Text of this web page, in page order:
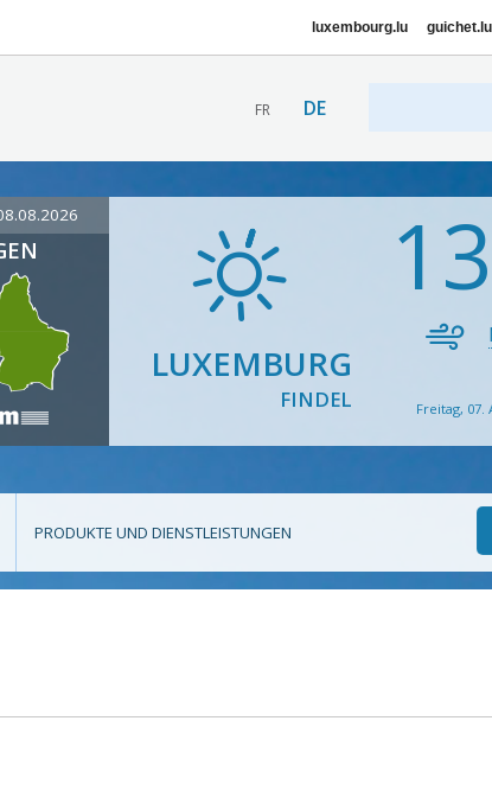
luxembourg.lu guichet.lu
FR DE
LUXEMBURG
FINDEL
13
Freitag, 07.
PRODUKTE UND DIENSTLEISTUNGEN